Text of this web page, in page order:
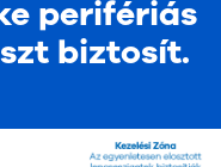
perifériás
biztosít.